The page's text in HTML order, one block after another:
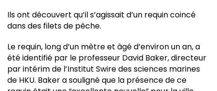
Ils ont découvert qu’il s’agissait d’un requin coincé
dans des filets de pêche.
Le requin, long d’un mètre et âgé d’environ un an, a
été identifié par le professeur David Baker, directeur
par intérim de l’Institut Swire des sciences marines
de HKU. Baker a souligné que la présence de ce